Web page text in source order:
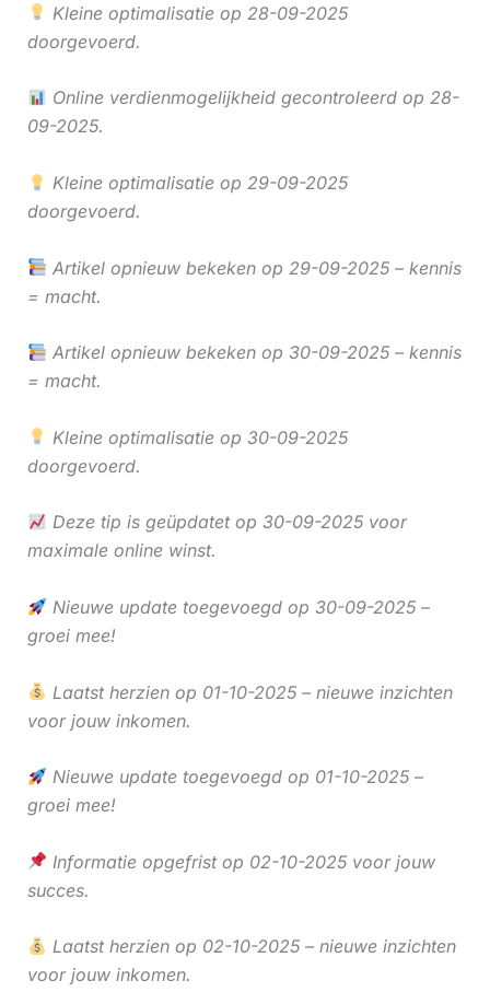
Kleine optimalisatie op 28-09-2025
doorgevoerd.
Online verdienmogelijkheid gecontroleerd op 28-
09-2025.
Kleine optimalisatie op 29-09-2025
doorgevoerd.
Artikel opnieuw bekeken op 29-09-2025 – kennis
= macht.
Artikel opnieuw bekeken op 30-09-2025 – kennis
= macht.
Kleine optimalisatie op 30-09-2025
doorgevoerd.
Deze tip is geüpdatet op 30-09-2025 voor
maximale online winst.
Nieuwe update toegevoegd op 30-09-2025 –
groei mee!
Laatst herzien op 01-10-2025 – nieuwe inzichten
voor jouw inkomen.
Nieuwe update toegevoegd op 01-10-2025 –
groei mee!
Informatie opgefrist op 02-10-2025 voor jouw
succes.
Laatst herzien op 02-10-2025 – nieuwe inzichten
voor jouw inkomen.